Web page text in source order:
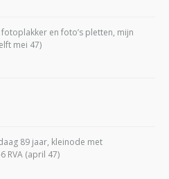
en foto’s pletten, mijn
mei 47)
89 jaar, kleinode met
RVA (april 47)